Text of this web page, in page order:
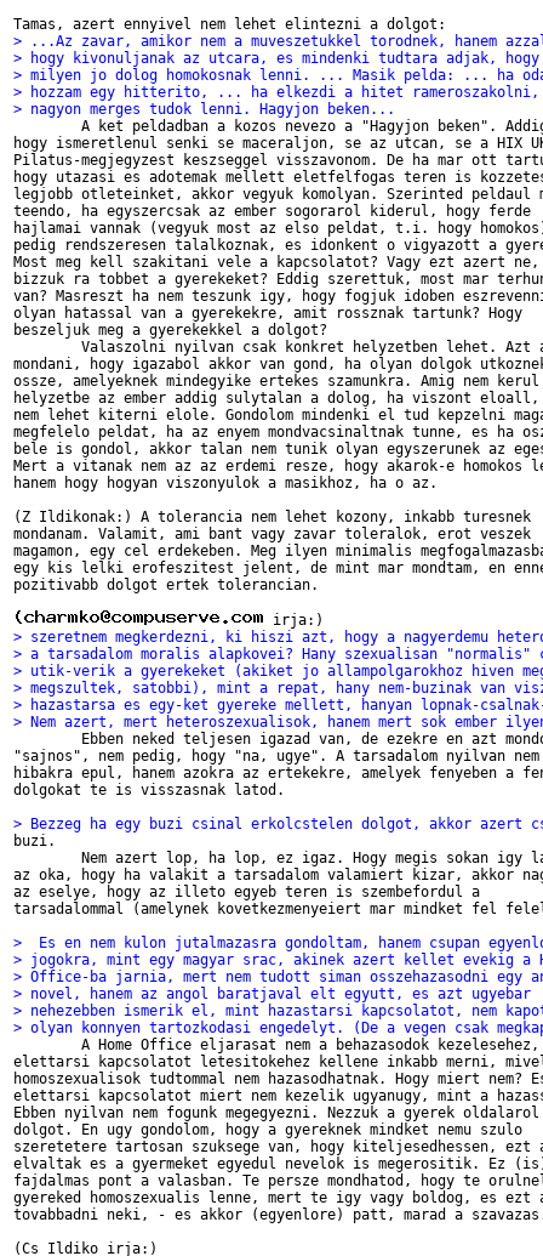
> ...Az zavar, amikor nem a muveszetukkel torodnek, hanem
> hogy kivonuljanak az utcara, es mindenki tudtara adjak, hogy
> milyen jo dolog homokosnak lenni. ... Masik pelda: ... ha
> hozzam egy hitterito, ... ha elkezdi a hitet rameroszakolni,
> nagyon merges tudok lenni. Hagyjon beken...
hogy ismeretlenul senki se maceraljon, se az utcan, se a HIX
Pilatus-megjegyzest keszseggel visszavonom. De ha mar ott
hogy utazasi es adotemak mellett eletfelfogas teren is
legjobb otleteinket, akkor vegyuk komolyan. Szerinted
teendo, ha egyszercsak az ember sogorarol kiderul, hogy ferde
hajlamai vannak (vegyuk most az elso peldat, t.i. hogy
pedig rendszeresen talalkoznak, es idonkent o vigyazott a
Most meg kell szakitani vele a kapcsolatot? Vagy ezt azert
bizzuk ra tobbet a gyerekeket? Eddig szerettuk, most mar
van? Masreszt ha nem teszunk igy, hogy fogjuk idoben
olyan hatassal van a gyerekekre, amit rossznak tartunk? Hogy
beszeljuk meg a gyerekekkel a dolgot?
mondani, hogy igazabol akkor van gond, ha olyan dolgok
ossze, amelyeknek mindegyike ertekes szamunkra. Amig nem
helyzetbe az ember addig sulytalan a dolog, ha viszont eloall,
nem lehet kiterni elole. Gondolom mindenki el tud kepzelni
megfelelo peldat, ha az enyem mondvacsinaltnak tunne, es ha
bele is gondol, akkor talan nem tunik olyan egyszerunek az
Mert a vitanak nem az az erdemi resze, hogy akarok-e homokos
hanem hogy hogyan viszonyulok a masikhoz, ha o az.
(Z Ildikonak:) A tolerancia nem lehet kozony, inkabb turesnek
mondanam. Valamit, ami bant vagy zavar toleralok, erot veszek
magamon, egy cel erdekeben. Meg ilyen minimalis
egy kis lelki erofeszitest jelent, de mint mar mondtam, en
pozitivabb dolgot ertek tolerancian.
> szeretnem megkerdezni, ki hiszi azt, hogy a nagyerdemu
> a tarsadalom moralis alapkovei? Hany szexualisan "normalis"
> utik-verik a gyerekeket (akiket jo allampolgarokhoz hiven
> megszultek, satobbi), mint a repat, hany nem-buzinak van
> hazastarsa es egy-ket gyereke mellett, hanyan lopnak-
> Nem azert, mert heteroszexualisok, hanem mert sok ember
"sajnos", nem pedig, hogy "na, ugye". A tarsadalom nyilvan
hibakra epul, hanem azokra az ertekekre, amelyek fenyeben a
dolgokat te is visszasnak latod.
> Bezzeg ha egy buzi csinal erkolcstelen dolgot, akkor azert
buzi.
az oka, hogy ha valakit a tarsadalom valamiert kizar, akkor
az eselye, hogy az illeto egyeb teren is szembefordul a
tarsadalommal (amelynek kovetkezmenyeiert mar mindket fel
>  Es en nem kulon jutalmazasra gondoltam, hanem csupan
> jogokra, mint egy magyar srac, akinek azert kellet evekig a
> Office-ba jarnia, mert nem tudott siman osszehazasodni egy
> novel, hanem az angol baratjaval elt egyutt, es azt ugyebar
> nehezebben ismerik el, mint hazastarsi kapcsolatot, nem
> olyan konnyen tartozkodasi engedelyt. (De a vegen csak
elettarsi kapcsolatot letesitokehez kellene inkabb merni,
homoszexualisok tudtommal nem hazasodhatnak. Hogy miert nem?
elettarsi kapcsolatot miert nem kezelik ugyanugy, mint a
Ebben nyilvan nem fogunk megegyezni. Nezzuk a gyerek
dolgot. En ugy gondolom, hogy a gyereknek mindket nemu szulo
szeretetere tartosan szuksege van, hogy kiteljesedhessen, ezt
elvaltak es a gyermeket egyedul nevelok is megerositik. Ez
fajdalmas pont a valasban. Te persze mondhatod, hogy te
gyereked homoszexualis lenne, mert te igy vagy boldog, es ezt
tovabbadni neki, - es akkor (egyenlore) patt, marad a